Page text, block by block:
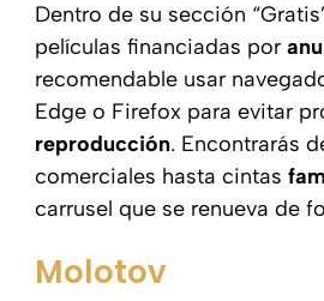
Dentro de su sección
películas financiadas por
recomendable usar
Edge o Firefox para evitar
reproducción. Encontrarás
comerciales hasta cintas
carrusel que se renueva de
Molotov